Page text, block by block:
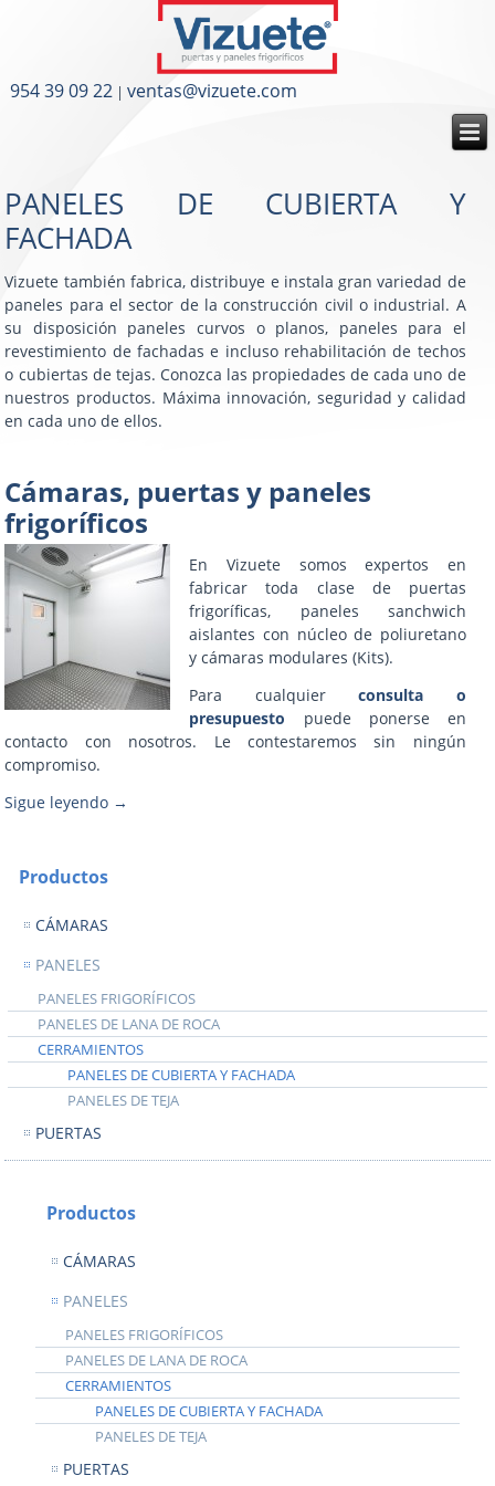
954 39 09 22| ventas@vizuete.com
PANELES DE CUBIERTA Y
FACHADA
Vizuete también fabrica, distribuye e instala gran variedad de
paneles para el sector de la construcción civil o industrial. A
su disposición paneles curvos o planos, paneles para el
revestimiento de fachadas e incluso rehabilitación de techos
o cubiertas de tejas. Conozca las propiedades de cada uno de
nuestros productos. Máxima innovación, seguridad y calidad
en cada uno de ellos.
Cámaras, puertas y paneles
frigoríficos
En Vizuete somos expertos en
fabricar toda clase de puertas
frigoríficas, paneles sanchwich
aislantes con núcleo de poliuretano
y cámaras modulares (Kits).
Para cualquier
consulta o
presupuesto puede ponerse en
contacto con nosotros. Le contestaremos sin ningún
compromiso.
Sigue leyendo →
Productos
CÁMARAS
PANELES
PANELES FRIGORÍFICOS
PANELES DE LANA DE ROCA
CERRAMIENTOS
PANELES DE CUBIERTA Y FACHADA
PANELES DE TEJA
PUERTAS
Productos
CÁMARAS
PANELES
PANELES FRIGORÍFICOS
PANELES DE LANA DE ROCA
CERRAMIENTOS
PANELES DE CUBIERTA Y FACHADA
PANELES DE TEJA
PUERTAS